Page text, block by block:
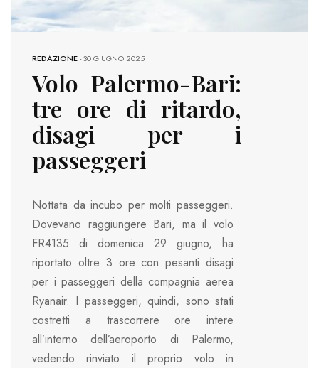
REDAZIONE-30 GIUGNO 2025
Volo Palermo-Bari:
tre ore di ritardo,
disagi per i
passeggeri
Nottata da incubo per molti passeggeri.
Dovevano raggiungere Bari, ma il volo
FR4135 di domenica 29 giugno, ha
riportato oltre 3 ore con pesanti disagi
per i passeggeri della compagnia aerea
Ryanair. I passeggeri, quindi, sono stati
costretti a trascorrere ore intere
all’interno dell’aeroporto di Palermo,
vedendo rinviato il proprio volo in